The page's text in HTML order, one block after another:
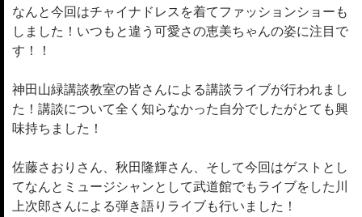
なんと今回はチャイナドレスを着てファッションショーも
しました！いつもと違う可愛さの恵美ちゃんの姿に注目で
す！！
神田山緑講談教室の皆さんによる講談ライブが行われまし
た！講談について全く知らなかった自分でしたがとても興
味持ちました！
佐藤さおりさん、秋田隆輝さん、そして今回はゲストとし
てなんとミュージシャンとして武道館でもライブをした川
上次郎さんによる弾き語りライブも行いました！